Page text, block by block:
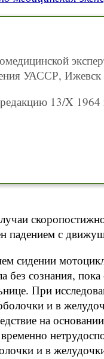
УАССР, Ижевск
13/X 1964
падением с
сидении
без сознания,
При
и в
на
и в